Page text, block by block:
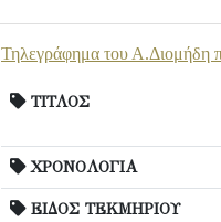
Τηλεγράφημα του Α.Διομήδη
ΤΙΤΛΟΣ
ΧΡΟΝΟΛΟΓΙΑ
ΕΙΔΟΣ ΤΕΚΜΗΡΙΟΥ